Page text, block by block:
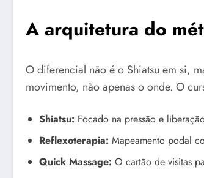
A arquitetura do
O diferencial não é o Shiatsu em si,
movimento, não apenas o onde. O
Shiatsu: Focado na pressão e
Reflexoterapia: Mapeamento podal
Quick Massage: O cartão de visitas